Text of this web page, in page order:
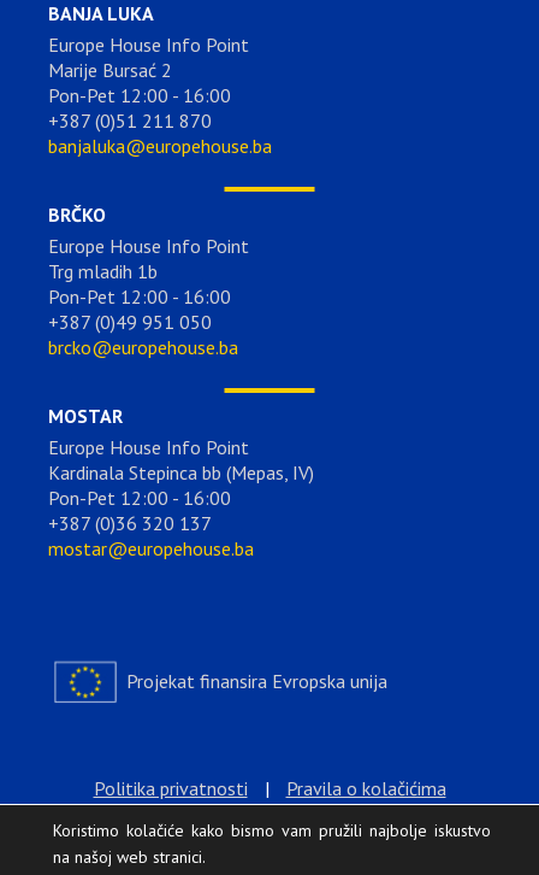
BANJA LUKA
Europe House Info Point
Marije Bursać 2
Pon-Pet 12:00 - 16:00
+387 (0)51 211 870
banjaluka@europehouse.ba
BRČKO
Europe House Info Point
Trg mladih 1b
Pon-Pet 12:00 - 16:00
+387 (0)49 951 050
brcko@europehouse.ba
MOSTAR
Europe House Info Point
Kardinala Stepinca bb (Mepas, IV)
Pon-Pet 12:00 - 16:00
+387 (0)36 320 137
mostar@europehouse.ba
Projekat finansira Evropska unija
Politika privatnosti | Pravila o kolačićima
Koristimo kolačiće kako bismo vam pružili najbolje iskustvo
na našoj web stranici.